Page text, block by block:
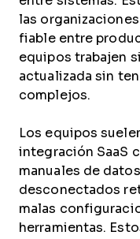
las
fiable entre
equipos trabajen
actualizada sin
complejos.
Los equipos
integración SaaS
manuales de
desconectados
malas
herramientas.